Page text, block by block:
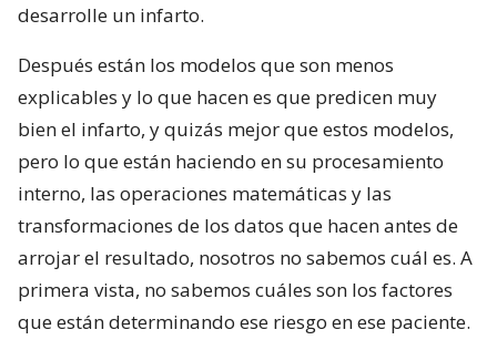
desarrolle un infarto.
Después están los modelos que son menos
explicables y lo que hacen es que predicen muy
bien el infarto, y quizás mejor que estos modelos,
pero lo que están haciendo en su procesamiento
interno, las operaciones matemáticas y las
transformaciones de los datos que hacen antes de
arrojar el resultado, nosotros no sabemos cuál es. A
primera vista, no sabemos cuáles son los factores
que están determinando ese riesgo en ese paciente.